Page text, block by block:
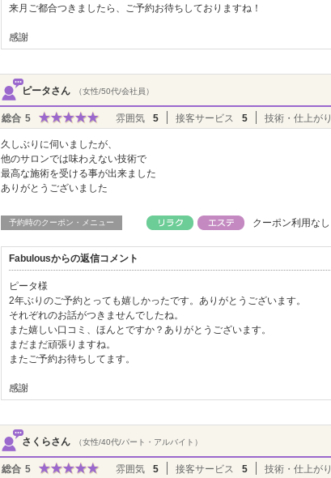
来月ご都合つきましたら、ご予約お待ちしておりますね！
感謝
ピータさん （女性/50代/会社員）
総合 5 雰囲気 5 接客サービス 5 技術・仕上がり
久しぶりに伺いましたが、
他のサロンでは味わえない技術で
最高な施術を受ける事が出来ました
ありがとうございました
予約時のクーポン・メニュー クーポン利用なし
Fabulousからの返信コメント
ピータ様
2年ぶりのご予約とっても嬉しかったです。ありがとうございます。
それぞれのお話がつきませんでしたね。
また嬉しい口コミ、ほんとですか？ありがとうございます。
まだまだ頑張りますね。
またご予約お待ちしてます。
感謝
さくらさん （女性/40代/パート・アルバイト）
総合 5 雰囲気 5 接客サービス 5 技術・仕上がり